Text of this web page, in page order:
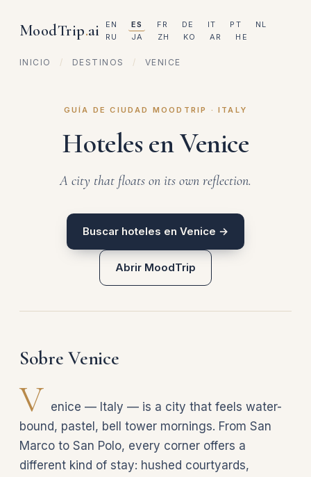
MoodTrip.ai EN ES FR DE IT PT
NL
RU
JA ZH KO AR HE
INICIO / DESTINOS / VENICE
GUÍA DE CIUDAD MOODTRIP · ITALY
Hoteles en Venice
A city that floats on its own reflection.
Buscar hoteles en Venice →
Abrir MoodTrip
Sobre Venice
V enice — Italy — is a city that feels water-
bound, pastel, bell tower mornings. From San
Marco to San Polo, every corner offers a
different kind of stay: hushed courtyards,